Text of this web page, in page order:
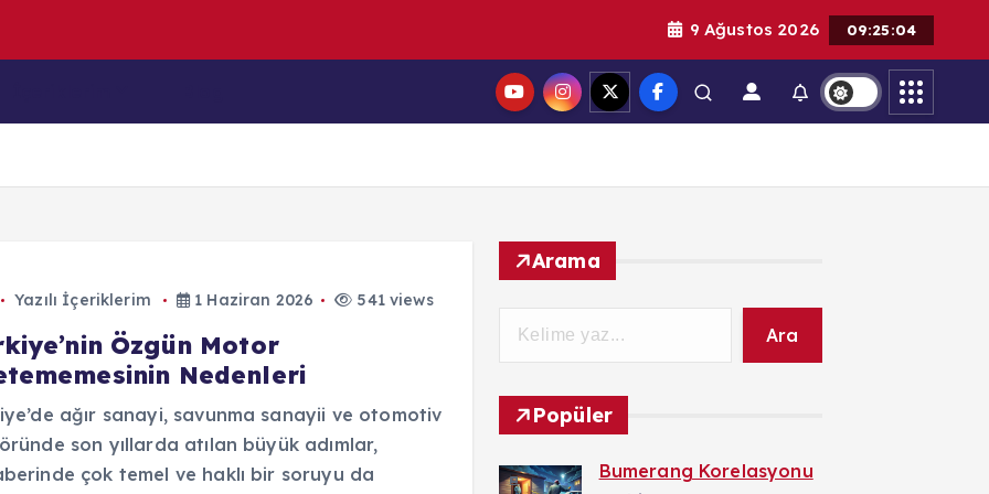
9 Ağustos 2026 9:25:04 AM
Yazılı İçeriklerim 1 Haziran 2026 541 views
Özgün Motor
Nedenleri
ağır sanayi, savunma sanayii ve otomotiv
son yıllarda atılan büyük adımlar,
çok temel ve haklı bir soruyu da
Arama
Ara
Popüler
Bumerang Korelasyonu